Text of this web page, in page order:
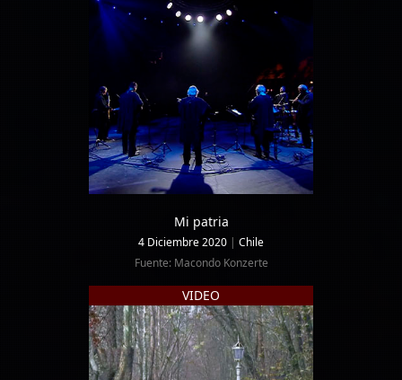
Mi patria
4 Diciembre 2020 | Chile
Fuente: Macondo Konzerte
VIDEO